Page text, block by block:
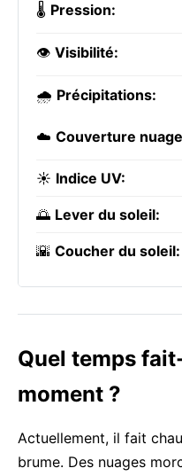
🌡️ Pression:
👁️ Visibilité:
🌧️ Précipitations:
☁️ Couverture
☀️ Indice UV:
🌅 Lever du soleil:
🌇 Coucher du soleil:
Quel temps
moment ?
Actuellement, il fait
brume. Des nuages